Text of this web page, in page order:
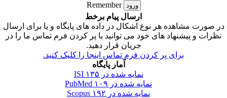
Remember
ارسال پیام برخط
صورت مشاهده هر نوع اشکال در داده های پایگاه و یا برای ارسال
نظرات و پیشنهاد های خود می توانید با پر کردن فرم تماس ما را در
جریان قرار دهید.
برای پر کردن فرم تماس اینجا را کلیک کنید.
آمار پایگاه
نمایه شده در ISI۱۳۵
نمایه شده در PubMed۱۰۹
نمایه شده در Scopus۱۹۲